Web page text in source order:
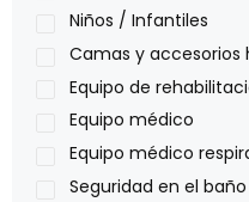
Oxiplus
Philips
Pride
Roho
Sillas de ruedas
Stealth products
Niños / Infantiles
Camas y accesorios
Equipo de
Equipo médico
Equipo médico
Seguridad en el baño